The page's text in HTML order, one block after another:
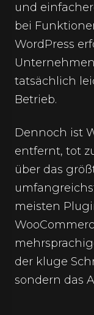
und
bei
WordPress
tatsächlich
Betrieb.
Dennoch ist
entfernt, tot
über das
meisten
der kluge
sondern das